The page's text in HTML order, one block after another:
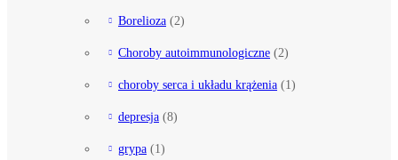
Borelioza (2)
Choroby autoimmunologiczne (2)
choroby serca i układu krążenia (1)
depresja (8)
grypa (1)